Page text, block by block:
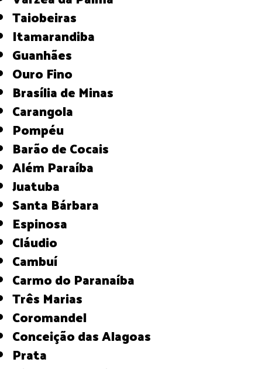
Taiobeiras
Itamarandiba
Guanhães
Ouro Fino
Brasília de Minas
Carangola
Pompéu
Barão de Cocais
Além Paraíba
Juatuba
Santa Bárbara
Espinosa
Cláudio
Cambuí
Carmo do Paranaíba
Três Marias
Coromandel
Conceição das Alagoas
Prata